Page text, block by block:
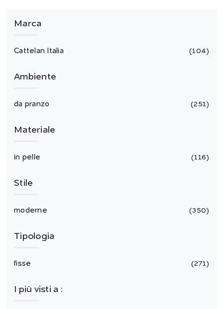
Marca
Cattelan Italia 104
Ambiente
da pranzo 251
Materiale
in pelle 116
Stile
moderne 350
Tipologia
fisse 271
I più visti a :